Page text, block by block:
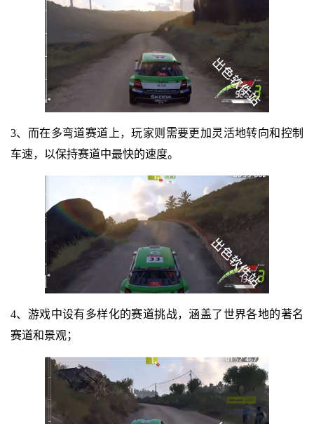
3、而在多弯道赛道上，玩家则需要更加灵活地转向和控制
车速，以保持赛道中最快的速度。
4、游戏中设有多样化的赛道挑战，涵盖了世界各地的著名
赛道和景观；